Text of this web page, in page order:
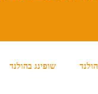
שופינג בהולנד